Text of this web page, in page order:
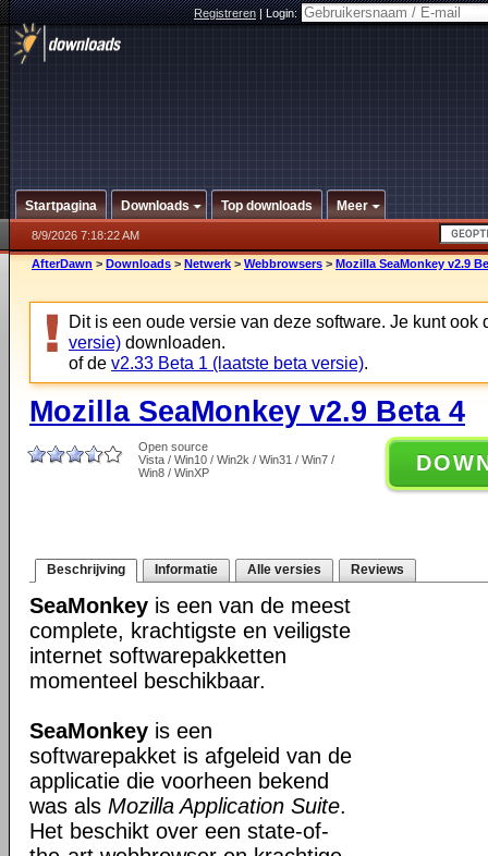
Registreren|Login:
Startpagina Downloads Top downloads Meer
8/9/2026 7:18:22 AM
AfterDawn > Downloads > Netwerk > Webbrowsers > Mozilla SeaMonkey v2.9
Dit is een oude versie van deze software. Je kunt ook
versie) downloaden.
of de v2.33 Beta 1 (laatste beta versie).
Mozilla SeaMonkey v2.9 Beta 4
Open source
Vista / Win10 / Win2k / Win31 / Win7 /
Win8 / WinXP
Beschrijving Informatie Alle versies Reviews
SeaMonkey is een van de meest
complete, krachtigste en veiligste
internet softwarepakketten
momenteel beschikbaar.
SeaMonkey is een
softwarepakket is afgeleid van de
applicatie die voorheen bekend
was als Mozilla Application Suite.
Het beschikt over een state-of-